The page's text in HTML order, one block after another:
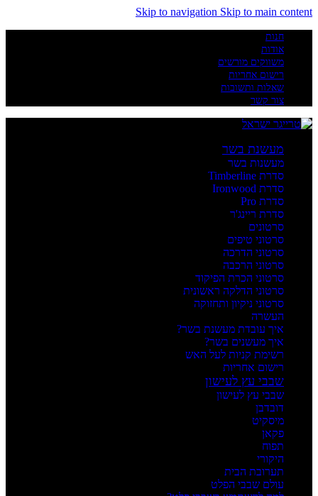
Skip to navigation Skip to main content
חנות
אודות
משווקים מורשים
רישום אחריות
שאלות ותשובות
צור קשר
מעשנת בשר
מעשנות בשר
סדרת Timberline
סדרת Ironwood
סדרת Pro
סדרת ריינג'ר
סרטונים
סרטוני טיפים
סרטוני הדרכה
סרטוני הרכבה
סרטוני הכרת הפיקוד
סרטוני הדלקה ראשונית
סרטוני ניקיון ותחזוקה
העשרה
איך עובדת מעשנת בשר?
איך מעשנים בשר?
רשימת קניות לעל האש
רישום אחריות
שבבי עץ לעישון
שבבי עץ לעישון
דובדבן
מיסקיט
פקאן
תפוח
היקורי
תערובת הבית
עולם שבבי הפלט